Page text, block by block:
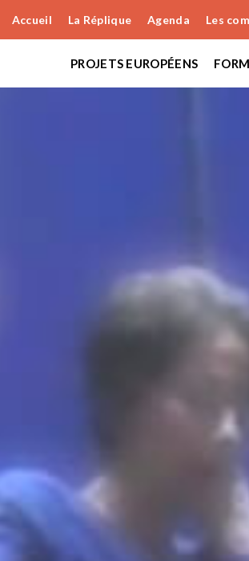
Accueil La Réplique Agenda Les
PROJETS EUROPÉENS